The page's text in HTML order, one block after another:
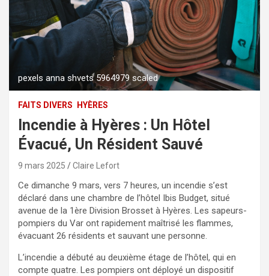
pexels anna shvets 5964979 scaled
FAITS DIVERS HYÈRES
Incendie à Hyères : Un Hôtel
Évacué, Un Résident Sauvé
9 mars 2025 Claire Lefort
Ce dimanche 9 mars, vers 7 heures, un incendie s’est
déclaré dans une chambre de l’hôtel Ibis Budget, situé
avenue de la 1ère Division Brosset à Hyères. Les sapeurs-
pompiers du Var ont rapidement maîtrisé les flammes,
évacuant 26 résidents et sauvant une personne.
L’incendie a débuté au deuxième étage de l’hôtel, qui en
compte quatre. Les pompiers ont déployé un dispositif